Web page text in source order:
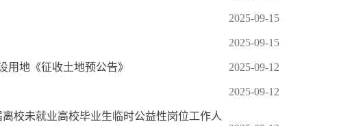
2025-09-15
2025-09-15
用地《征收土地预公告》 2025-09-12
2025-09-12
校未就业高校毕业生临时公益性岗位工作人